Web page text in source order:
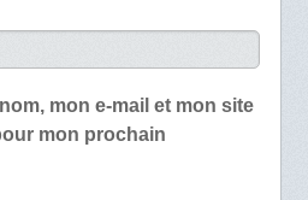
mon e-mail et mon site
mon prochain